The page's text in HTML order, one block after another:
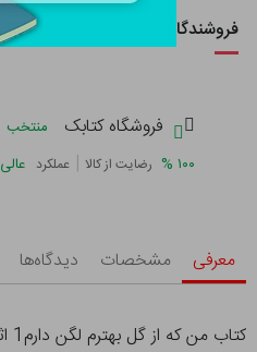
فروشندگان این کالا
فروشگاه کتابک
منتخب
۱۰۰ % رضایت از کالا | عملکرد عالی
معرفی مشخصات دیدگاه‌ها
کتاب من که از گل بهترم لگن دارم1 اثر شکوه قاسم نیا نشر قدیانی